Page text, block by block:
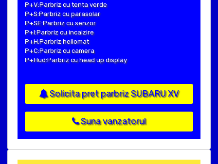
P+V:Parbriz cu tenta verde
P+S:Parbriz cu parasolar
P+SE:Parbriz cu senzor
P+I:Parbriz cu incalzire
P+H:Parbriz heliomat
P+C:Parbriz cu camera
P+Hud:Parbriz cu head up display
Solicita pret parbriz SUBARU XV
Suna vanzatorul